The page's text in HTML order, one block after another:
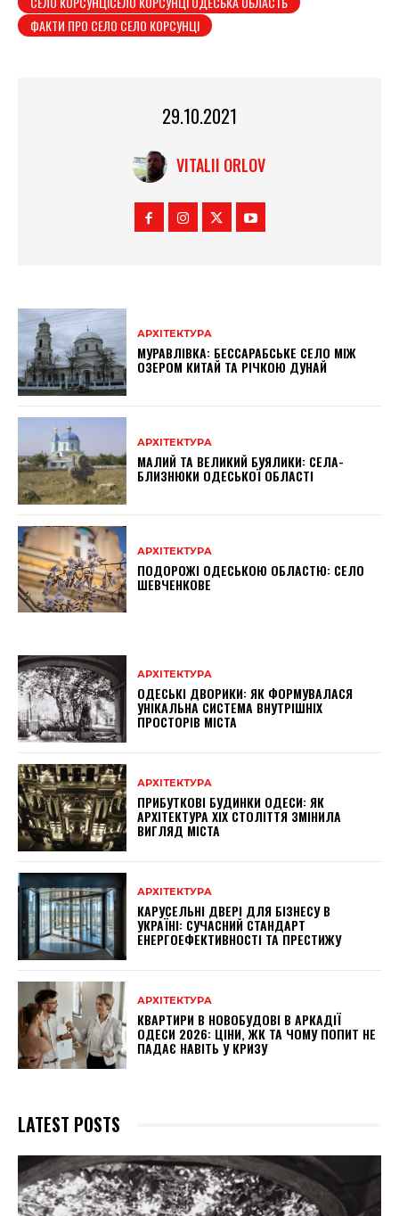
ФАКТИ ПРО СЕЛО СЕЛО КОРСУНЦІ
29.10.2021
VITALII ORLOV
АРХІТЕКТУРА
МУРАВЛІВКА: БЕССАРАБСЬКЕ СЕЛО МІЖ
ОЗЕРОМ КИТАЙ ТА РІЧКОЮ ДУНАЙ
АРХІТЕКТУРА
МАЛИЙ ТА ВЕЛИКИЙ БУЯЛИКИ: СЕЛА-
БЛИЗНЮКИ ОДЕСЬКОЇ ОБЛАСТІ
АРХІТЕКТУРА
ПОДОРОЖІ ОДЕСЬКОЮ ОБЛАСТЮ: СЕЛО
ШЕВЧЕНКОВЕ
АРХІТЕКТУРА
ОДЕСЬКІ ДВОРИКИ: ЯК ФОРМУВАЛАСЯ
УНІКАЛЬНА СИСТЕМА ВНУТРІШНІХ
ПРОСТОРІВ МІСТА
АРХІТЕКТУРА
ПРИБУТКОВІ БУДИНКИ ОДЕСИ: ЯК
АРХІТЕКТУРА XIX СТОЛІТТЯ ЗМІНИЛА
ВИГЛЯД МІСТА
АРХІТЕКТУРА
КАРУСЕЛЬНІ ДВЕРІ ДЛЯ БІЗНЕСУ В
УКРАЇНІ: СУЧАСНИЙ СТАНДАРТ
ЕНЕРГОЕФЕКТИВНОСТІ ТА ПРЕСТИЖУ
АРХІТЕКТУРА
КВАРТИРИ В НОВОБУДОВІ В АРКАДІЇ
ОДЕСИ 2026: ЦІНИ, ЖК ТА ЧОМУ ПОПИТ НЕ
ПАДАЄ НАВІТЬ У КРИЗУ
LATEST POSTS